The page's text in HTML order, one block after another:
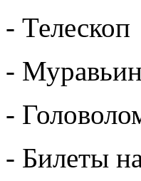
- Телескоп
-
-
- Билеты